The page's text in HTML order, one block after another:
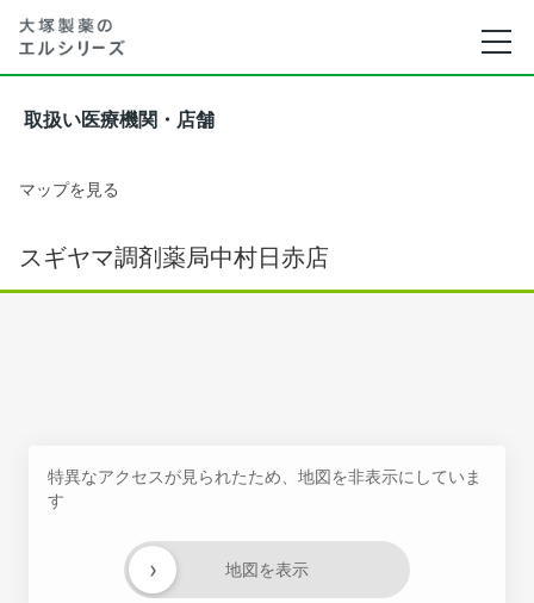
取扱い医療機関・店舗
マップを見る
スギヤマ調剤薬局中村日赤店
特異なアクセスが見られたため、地図を非表示にしていま
す
地図を表示
›